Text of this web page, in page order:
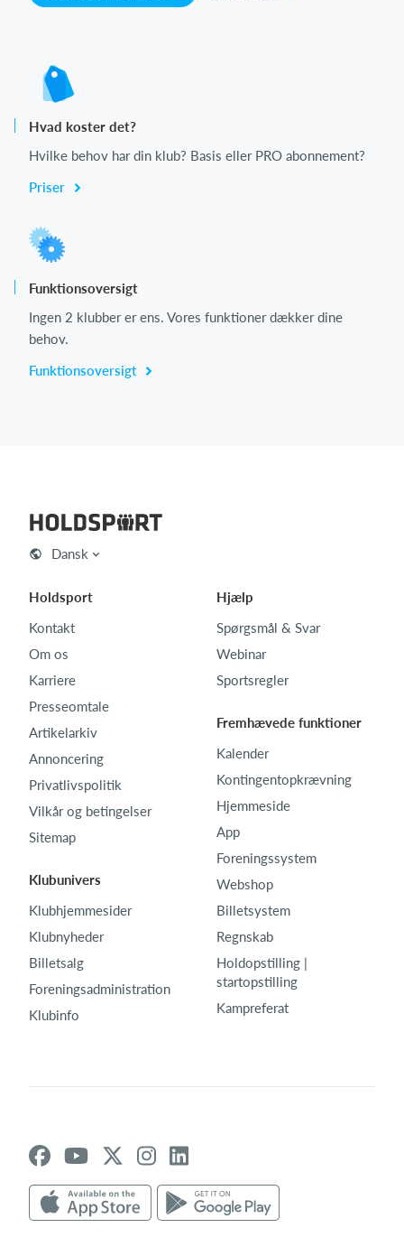
Hvad koster det?
Hvilke behov har din klub? Basis eller PRO abonnement?
Priser
Funktionsoversigt
Ingen 2 klubber er ens. Vores funktioner dækker dine
behov.
Funktionsoversigt
Dansk
Holdsport
Kontakt
Om os
Karriere
Presseomtale
Artikelarkiv
Annoncering
Privatlivspolitik
Vilkår og betingelser
Sitemap
Klubunivers
Klubhjemmesider
Klubnyheder
Billetsalg
Foreningsadministration
Klubinfo
Hjælp
Spørgsmål & Svar
Webinar
Sportsregler
Fremhævede funktioner
Kalender
Kontingentopkrævning
Hjemmeside
App
Foreningssystem
Webshop
Billetsystem
Regnskab
Holdopstilling |
startopstilling
Kampreferat